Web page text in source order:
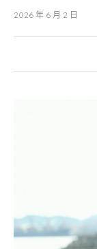
2026 年 6 月 2 日